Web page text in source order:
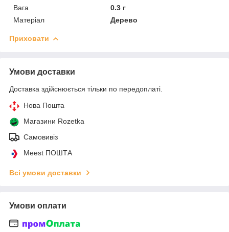
Вага
0.3 г
Матеріал
Дерево
Приховати
Умови доставки
Доставка здійснюється тільки по передоплаті.
Нова Пошта
Магазини Rozetka
Самовивіз
Meest ПОШТА
Всі умови доставки
Умови оплати